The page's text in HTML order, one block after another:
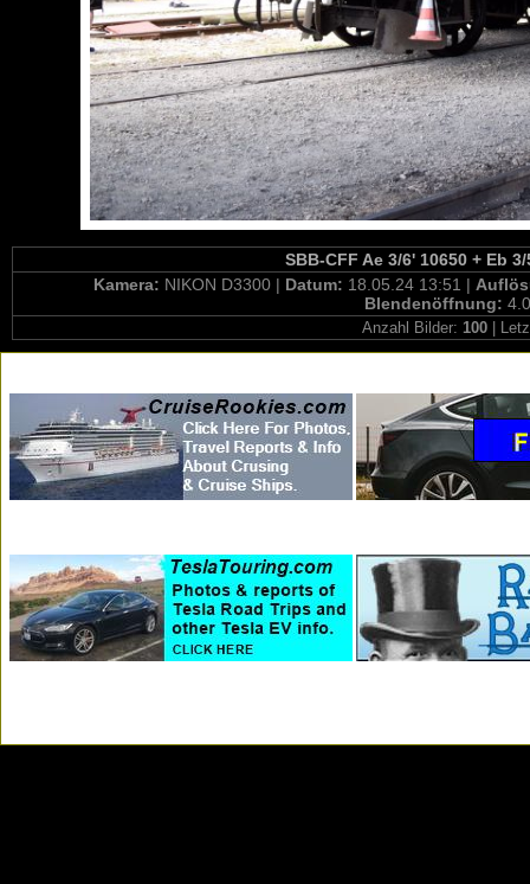
SBB-CFF Ae 3/6' 10650 + Eb
Kamera: NIKON D3300 | Datum: 18.05.24 13:51 |
Blendenöffnung:
Anzahl Bilder: 100|